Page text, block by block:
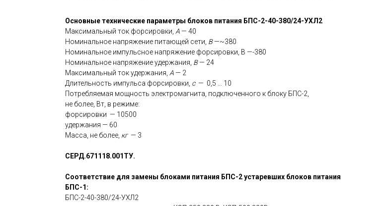
Основные технические параметры блоков питания БПС-2-40-380/24-УХЛ2
Максимальный ток форсировки, А— 40
Номинальное напряжение питающей сети, В—~380
Номинальное импульсное напряжение форсировки, B —-380
Номинальное напряжение удержания, В— 24
Максимальный ток удержания, А— 2
Длительность импульса форсировки, с — 0,5 ... 10
Потребляемая мощность электромагнита, подключенного к блоку БПС-2,
не более, Вт, в режиме:
форсировки — 10500
удержания — 60
Масса, не более, кг — 3
СЕРД.671118.001ТУ.
Соответствие для замены блоками питания БПС-2 устаревших блоков питания
БПС-1:
БПС-2-40-380/24-УХЛ2